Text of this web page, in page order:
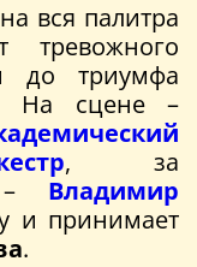
вся палитра
тревожного
до триумфа
На сцене –
, за
– Владимир
и принимает
.